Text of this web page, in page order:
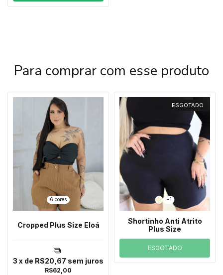
Para comprar com esse produto
6 cores
Cropped Plus Size Eloá
R$62,00
3 x de R$20,67 sem juros
ESGOTADO
+1
Shortinho Anti Atrito
Plus Size
ESGOTADO